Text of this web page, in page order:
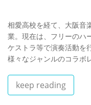
相愛高校を経て、大阪音
業。現在は、フリーのハ
ケストラ等で演奏活動を
様々なジャンルのコラボ
keep reading